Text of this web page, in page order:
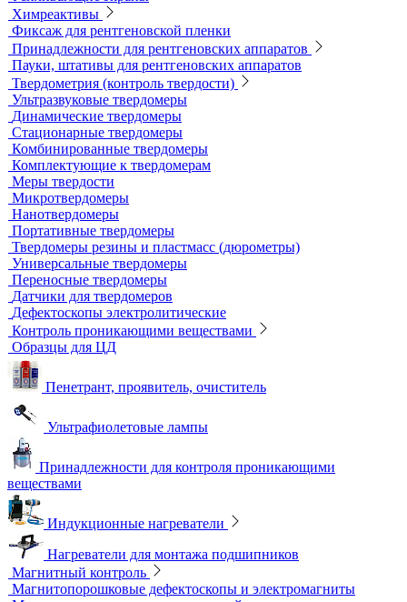
Принадлежности для рентгенографии
Гибкие кассеты для рентгеновской пленки
Литеры маркировочные
Магнитные держатели для рентгеновской пленки
Маркировочные знаки для радиографического контроля
Проволочные эталоны чувствительности
Универсальный шаблон радиографа
Эталоны чувствительности канавочные (ЭЧК)
Резаки
Рентгеновская плёнка
Рентгеновские аппараты постоянного действия
Усиливающие экраны
Химреактивы
Фиксаж для рентгеновской пленки
Принадлежности для рентгеновских аппаратов
Пауки, штативы для рентгеновских аппаратов
Твердометрия (контроль твердости)
Ультразвуковые твердомеры
Динамические твердомеры
Стационарные твердомеры
Комбинированные твердомеры
Комплектующие к твердомерам
Меры твердости
Микротвердомеры
Нанотвердомеры
Портативные твердомеры
Твердомеры резины и пластмасс (дюрометры)
Универсальные твердомеры
Переносные твердомеры
Датчики для твердомеров
Дефектоскопы электролитические
Контроль проникающими веществами
Образцы для ЦД
Пенетрант, проявитель, очиститель